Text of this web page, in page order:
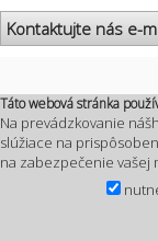
Táto webová stránka
Na prevádzkovanie
slúžiace na
na zabezpečenie vašej
Kontaktujte nás e-